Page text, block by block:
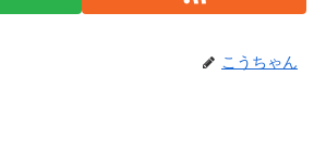
こうちゃん